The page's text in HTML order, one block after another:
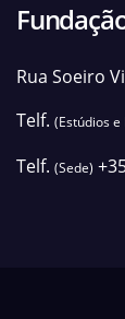
Rua Soeiro
Telf. (Estúdios e
Telf. (Sede)